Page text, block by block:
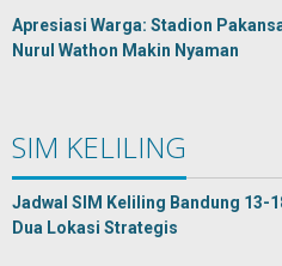
Apresiasi Warga: Stadion
Nurul Wathon Makin Nyaman
SIM KELILING
Jadwal SIM Keliling Bandung 13-
Dua Lokasi Strategis